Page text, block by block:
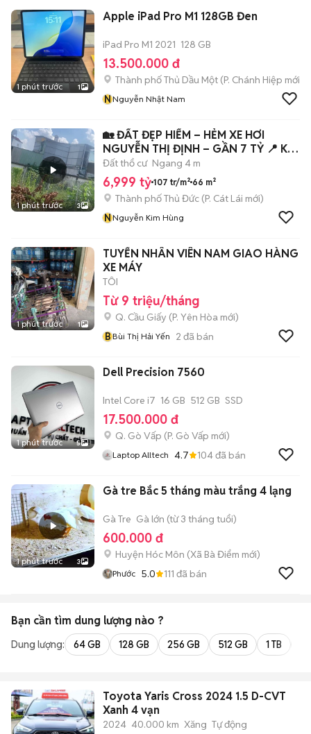
1 phút trước 1
Apple iPad Pro M1 128GB Đen
iPad Pro M1 2021 128 GB
13.500.000 đ
Thành phố Thủ Dầu Một (P. Chánh Hiệp mới)
NNguyễn Nhật Nam
1 phút trước 3
🏡 ĐẤT ĐẸP HIẾM – HẺM XE HƠI
NGUYỄN THỊ ĐỊNH – GẦN 7 TỶ 📍 Khu
phân lô
Đất thổ cư Ngang 4 m
6,999 tỷ 107 tr/m² 66 m²
Thành phố Thủ Đức (P. Cát Lái mới)
NNguyễn Kim Hùng
1 phút trước 1
TUYỂN NHÂN VIÊN NAM GIAO HÀNG
XE MÁY
TÔI
Từ 9 triệu/tháng
Q. Cầu Giấy (P. Yên Hòa mới)
BBùi Thị Hải Yến 2 đã bán
1 phút trước 5
Dell Precision 7560
Intel Core i7 16 GB 512 GB SSD
17.500.000 đ
Q. Gò Vấp (P. Gò Vấp mới)
Laptop Alltech 4.7 104đã bán
1 phút trước 3
Gà tre Bắc 5 tháng màu trắng 4 lạng
Gà Tre Gà lớn (từ 3 tháng tuổi)
600.000 đ
Huyện Hóc Môn (Xã Bà Điểm mới)
Phước 5.0 111 đã bán
Bạn cần tìm dung lượng nào ?
Dung lượng: 64 GB 128 GB 256 GB 512 GB 1 TB
Toyota Yaris Cross 2024 1.5 D-CVT
Xanh 4 vạn
2024 40.000 km Xăng Tự động